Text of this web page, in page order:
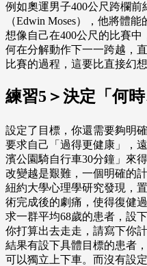
例如奧運男子400公尺跨欄
（Edwin Moses），他將體
想像自己在400公尺的比賽
何在分解動作下一一跨越，
比賽的過程，這要比直接幻
練習5＞決定「何
設定了目標，你還需要夠明
要求自己「過得更健康」，
濱公園騎自行車30分鐘」來得
改變越是艱難，一個明確的
紐約大學心理學研究發現，
術完成後的劇痛，使得復健
求一群平均68歲的患者，設
你打算出去走走，請寫下你
結果有設下具體目標的患者
可以獨立上下車。而沒有設